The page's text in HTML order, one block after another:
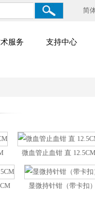
简
服务 支持中心
微血管止血钳 直 12.5CM
显微持针钳（带卡扣）